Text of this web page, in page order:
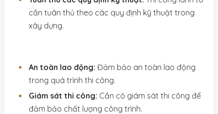
cần tuân thủ theo các quy định kỹ thuật trong
xây dựng.
An toàn lao động: Đảm bảo an toàn lao động
trong quá trình thi công.
Giám sát thi công: Cần có giám sát thi công để
đảm bảo chất lượng công trình.